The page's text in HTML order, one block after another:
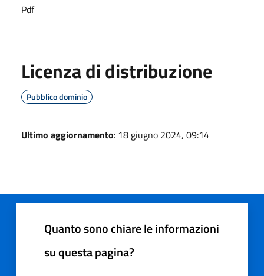
Pdf
Licenza di distribuzione
Pubblico dominio
Ultimo aggiornamento: 18 giugno 2024, 09:14
Quanto sono chiare le informazioni
su questa pagina?